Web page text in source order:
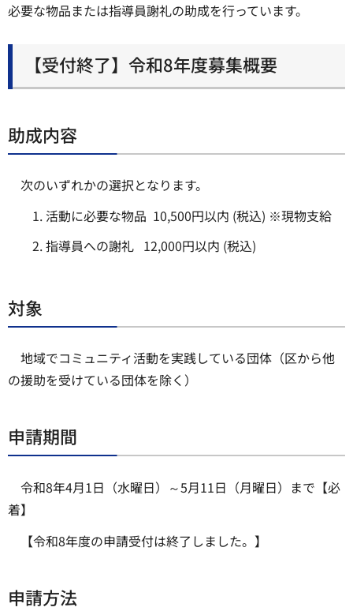
必要な物品または指導員謝礼の助成を行っています。
【受付終了】令和8年度募集概要
助成内容
次のいずれかの選択となります。
活動に必要な物品 10,500円以内 (税込) ※現物支給
指導員への謝礼 12,000円以内 (税込)
対象
地域でコミュニティ活動を実践している団体（区から他
の援助を受けている団体を除く）
申請期間
令和8年4月1日（水曜日）～5月11日（月曜日）まで【必
着】
【令和8年度の申請受付は終了しました。】
申請方法